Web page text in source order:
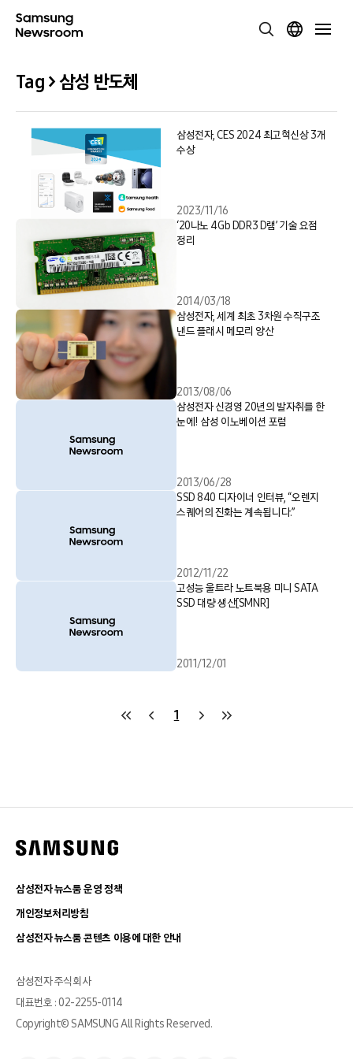
Tag > 삼성 반도체
삼성전자, CES 2024 최고혁신상 3개
수상
2023/11/16
‘20나노 4Gb DDR3 D램’ 기술 요점
정리
2014/03/18
삼성전자, 세계 최초 3차원 수직구조
낸드 플래시 메모리 양산
2013/08/06
삼성전자 신경영 20년의 발자취를 한
눈에! 삼성 이노베이션 포럼
2013/06/28
SSD 840 디자이너 인터뷰, “오렌지
스퀘어의 진화는 계속됩니다.”
2012/11/22
고성능 울트라 노트북용 미니 SATA
SSD 대량 생산[SMNR]
2011/12/01
1
삼성전자 뉴스룸 운영 정책
개인정보처리방침
삼성전자 뉴스룸 콘텐츠 이용에 대한 안내
삼성전자 주식회사
대표번호 : 02-2255-0114
Copyright© SAMSUNG All Rights Reserved.